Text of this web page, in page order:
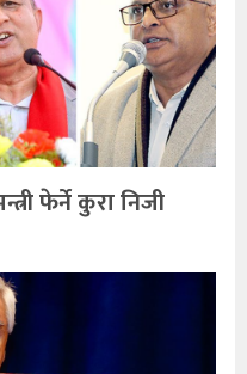
फेर्ने कुरा निजी